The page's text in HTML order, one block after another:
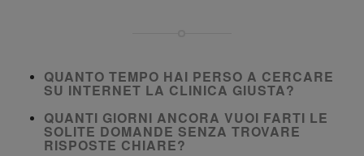
QUANTO TEMPO HAI PERSO A CERCARE
SU INTERNET LA CLINICA GIUSTA?
QUANTI GIORNI ANCORA VUOI FARTI LE
SOLITE DOMANDE SENZA TROVARE
RISPOSTE CHIARE?